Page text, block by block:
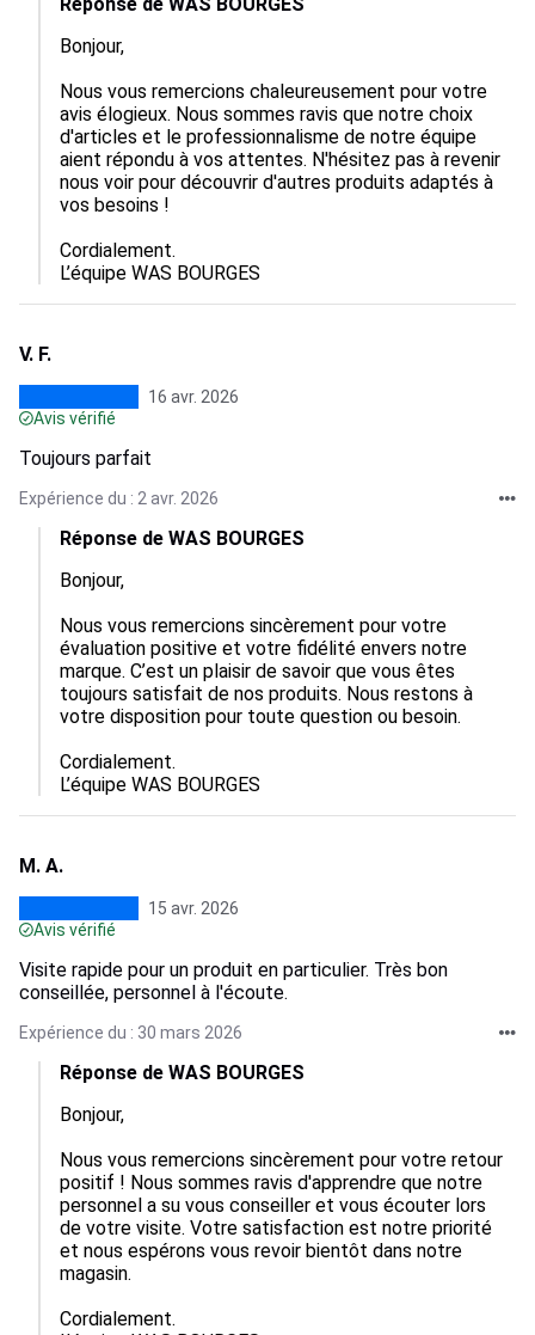
Bonjour,
Nous vous remercions chaleureusement pour votre
avis élogieux. Nous sommes ravis que notre choix
d'articles et le professionnalisme de notre équipe
aient répondu à vos attentes. N'hésitez pas à revenir
nous voir pour découvrir d'autres produits adaptés à
vos besoins !
Cordialement.
L’équipe WAS BOURGES
V. F.
16 avr. 2026
Avis vérifié
Toujours parfait
Expérience du : 2 avr. 2026
Réponse de WAS BOURGES
Bonjour,
Nous vous remercions sincèrement pour votre
évaluation positive et votre fidélité envers notre
marque. C’est un plaisir de savoir que vous êtes
toujours satisfait de nos produits. Nous restons à
votre disposition pour toute question ou besoin.
Cordialement.
L’équipe WAS BOURGES
M. A.
15 avr. 2026
Avis vérifié
Visite rapide pour un produit en particulier. Très bon
conseillée, personnel à l'écoute.
Expérience du : 30 mars 2026
Réponse de WAS BOURGES
Bonjour,
Nous vous remercions sincèrement pour votre retour
positif ! Nous sommes ravis d'apprendre que notre
personnel a su vous conseiller et vous écouter lors
de votre visite. Votre satisfaction est notre priorité
et nous espérons vous revoir bientôt dans notre
magasin.
Cordialement.